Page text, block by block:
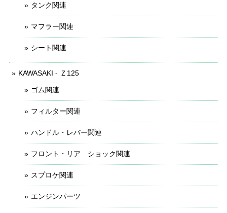
タンク関連
マフラー関連
シート関連
KAWASAKI - Ｚ125
ゴム関連
フィルター関連
ハンドル・レバー関連
フロント・リア ショック関連
スプロケ関連
エンジンパーツ